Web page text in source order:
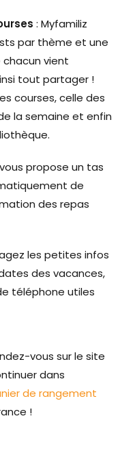
:Myfamiliz
par thème et une
vient
tout partager !
courses, celle des
la semaine et enfin
vous propose un tas
de
des repas
les petites infos
des vacances,
téléphone utiles
vous sur le site
dans
de rangement
!